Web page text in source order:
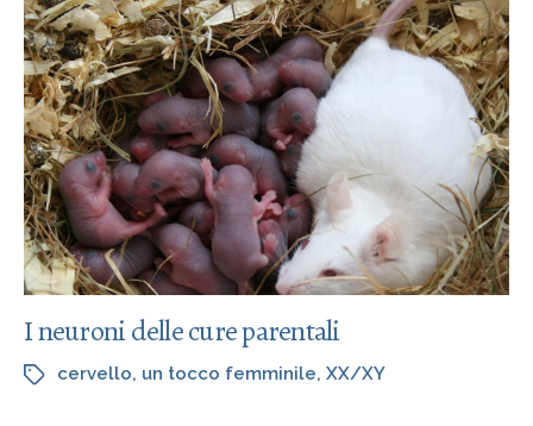
I neuroni delle cure parentali
cervello, un tocco femminile, XX/XY